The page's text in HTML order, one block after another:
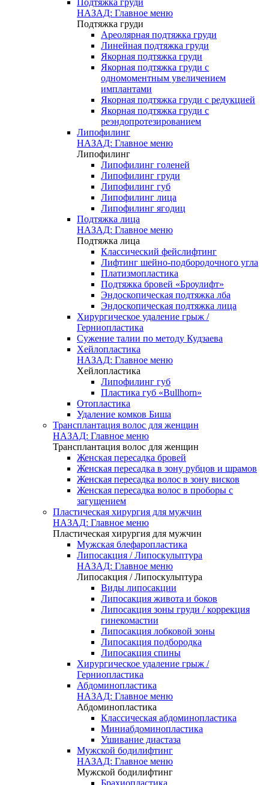
Подтяжка груди
НАЗАД: Главное меню
Подтяжка груди
Ареолярная подтяжка груди
Линейная подтяжка груди
Якорная подтяжка груди
Якорная подтяжка груди с
одномоментным увеличением
имплантами
Якорная подтяжка груди с редукцией
Якорная подтяжка груди с
реэндопротезированием
Липофилинг
НАЗАД: Главное меню
Липофилинг
Липофилинг голеней
Липофилинг груди
Липофилинг губ
Липофилинг лица
Липофилинг ягодиц
Подтяжка лица
НАЗАД: Главное меню
Подтяжка лица
Классический фейслифтинг
Лифтинг шейно-подбородочного угла
Платизмопластика
Подтяжка бровей «Броулифт»
Эндоскопическая подтяжка лба
Эндоскопическая подтяжка лица
Хирургическое удаление грыж /
Герниопластика
Сужение талии по методу Кудзаева
Хейлопластика
НАЗАД: Главное меню
Хейлопластика
Липофилинг губ
Пластика губ «Bullhorn»
Отопластика
Удаление комков Биша
Трансплантация волос для женщин
НАЗАД: Главное меню
Трансплантация волос для женщин
Женская пересадка бровей
Женская пересадка в зону рубцов и шрамов
Женская пересадка волос в зону висков
Женская пересадка волос в проборы с
загущением
Пластическая хирургия для мужчин
НАЗАД: Главное меню
Пластическая хирургия для мужчин
Мужская блефаропластика
Липосакция / Липоскульптура
НАЗАД: Главное меню
Липосакция / Липоскульптура
Виды липосакции
Липосакция живота и боков
Липосакция зоны груди / коррекция
гинекомастии
Липосакция лобковой зоны
Липосакция подбородка
Липосакция спины
Хирургическое удаление грыж /
Герниопластика
Абдоминопластика
НАЗАД: Главное меню
Абдоминопластика
Классическая абдоминопластика
Миниабдоминопластика
Ушивание диастаза
Мужской бодилифтинг
НАЗАД: Главное меню
Мужской бодилифтинг
Брахиопластика